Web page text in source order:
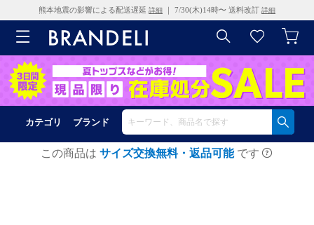
熊本地震の影響による配送遅延 詳細 ｜ 7/30(木)14時〜 送料改訂 詳細
カテゴリ ブランド
この商品は サイズ交換無料・返品可能 です